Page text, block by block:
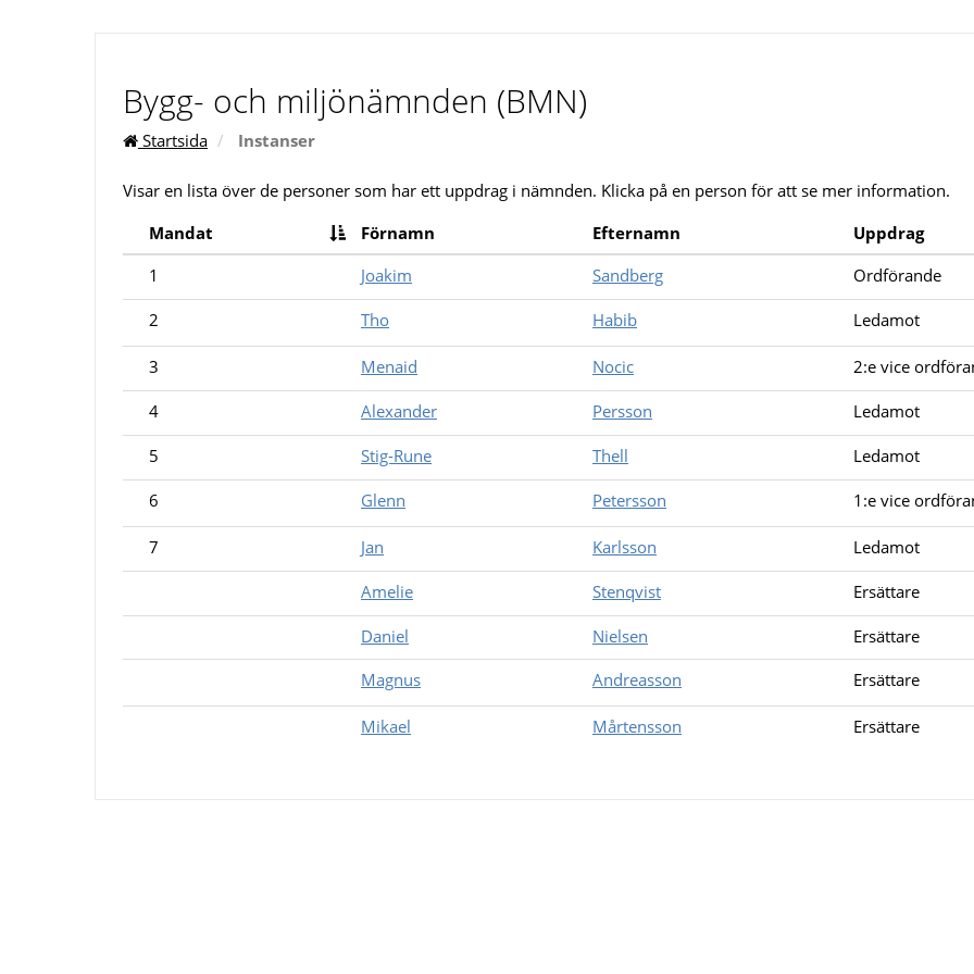
Bygg- och miljönämnden (BMN)
Startsida Instanser
Visar en lista över de personer som har ett uppdrag i nämnden. Klicka på en person för att se mer information.
Mandat
Förnamn Efternamn
Uppdrag
1
Joakim Sandberg Ordförande
2 Tho Habib Ledamot
3 Menaid Nocic 2:e vice
4 Alexander Persson Ledamot
5 Stig-Rune Thell Ledamot
6 Glenn Petersson 1:e vice
7 Jan Karlsson Ledamot
Amelie Stenqvist Ersättare
Daniel Nielsen
Ersättare
Magnus
Andreasson Ersättare
Mikael Mårtensson Ersättare